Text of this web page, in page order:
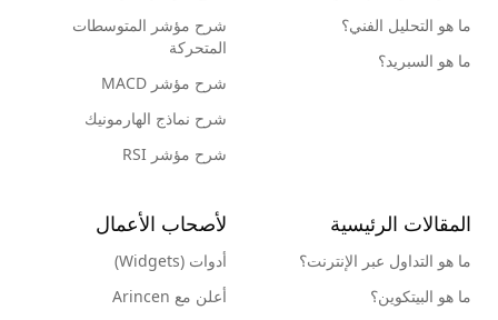
ما هو التحليل الفني؟
ما هو السبريد؟
شرح مؤشر المتوسطات
المتحركة
شرح مؤشر MACD
شرح نماذج الهارمونيك
شرح مؤشر RSI
المقالات الرئيسية
ما هو التداول عبر الإنترنت؟
ما هو البيتكوين؟
لأصحاب الأعمال
أدوات (Widgets)
أعلن مع Arincen